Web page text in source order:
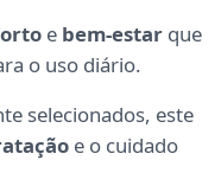
e bem-estar que
o uso diário.
selecionados, este
e o cuidado